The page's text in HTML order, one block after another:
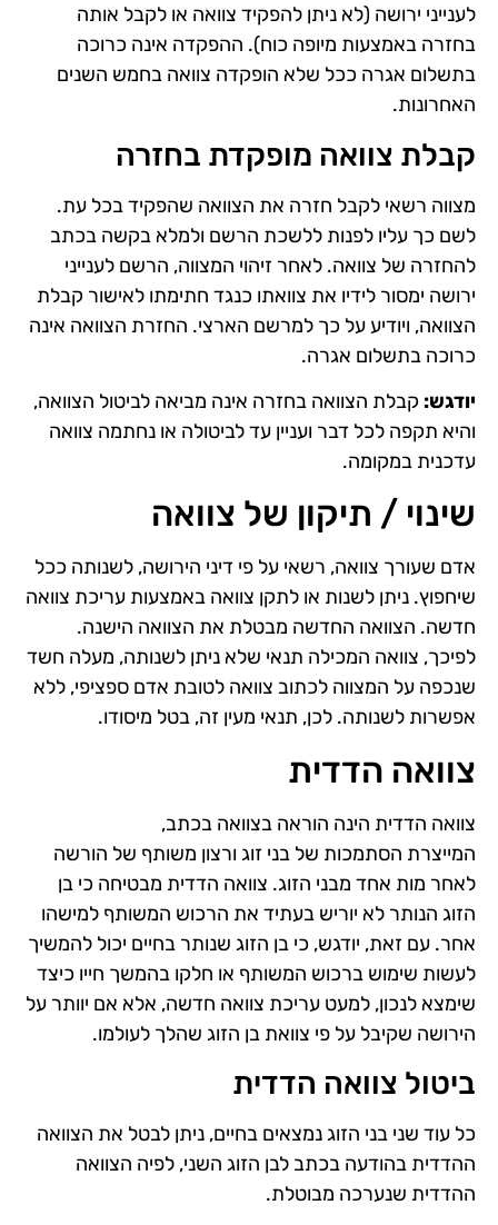
לענייני ירושה (לא ניתן להפקיד צוואה או לקבל אותה
בחזרה באמצעות מיופה כוח). ההפקדה אינה כרוכה
בתשלום אגרה ככל שלא הופקדה צוואה בחמש השנים
האחרונות.
קבלת צוואה מופקדת בחזרה
מצווה רשאי לקבל חזרה את הצוואה שהפקיד בכל עת.
לשם כך עליו לפנות ללשכת הרשם ולמלא בקשה בכתב
להחזרה של צוואה. לאחר זיהוי המצווה, הרשם לענייני
ירושה ימסור לידיו את צוואתו כנגד חתימתו לאישור קבלת
הצוואה, ויודיע על כך למרשם הארצי. החזרת הצוואה אינה
כרוכה בתשלום אגרה.
יודגש: קבלת הצוואה בחזרה אינה מביאה לביטול הצוואה,
והיא תקפה לכל דבר ועניין עד לביטולה או נחתמה צוואה
עדכנית במקומה.
שינוי / תיקון של צוואה
אדם שעורך צוואה, רשאי על פי דיני הירושה, לשנותה ככל
שיחפוץ. ניתן לשנות או לתקן צוואה באמצעות עריכת צוואה
חדשה. הצוואה החדשה מבטלת את הצוואה הישנה.
לפיכך, צוואה המכילה תנאי שלא ניתן לשנותה, מעלה חשד
שנכפה על המצווה לכתוב צוואה לטובת אדם ספציפי, ללא
אפשרות לשנותה. לכן, תנאי מעין זה, בטל מיסודו.
צוואה הדדית
צוואה הדדית הינה הוראה בצוואה בכתב,
המייצרת הסתמכות של בני זוג ורצון משותף של הורשה
לאחר מות אחד מבני הזוג. צוואה הדדית מבטיחה כי בן
הזוג הנותר לא יוריש בעתיד את הרכוש המשותף למישהו
אחר. עם זאת, יודגש, כי בן הזוג שנותר בחיים יכול להמשיך
לעשות שימוש ברכוש המשותף או חלקו בהמשך חייו כיצד
שימצא לנכון, למעט עריכת צוואה חדשה, אלא אם יוותר על
הירושה שקיבל על פי צוואת בן הזוג שהלך לעולמו.
ביטול צוואה הדדית
כל עוד שני בני הזוג נמצאים בחיים, ניתן לבטל את הצוואה
ההדדית בהודעה בכתב לבן הזוג השני, לפיה הצוואה
ההדדית שנערכה מבוטלת.